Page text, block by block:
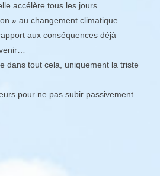
accélère tous les jours…
» au changement climatique
aux conséquences déjà
dans tout cela, uniquement la triste
pour ne pas subir passivement